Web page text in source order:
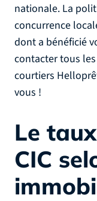
nationale. La
concurrence
dont a bénéficié
contacter tous
courtiers
vous !
Le
CIC